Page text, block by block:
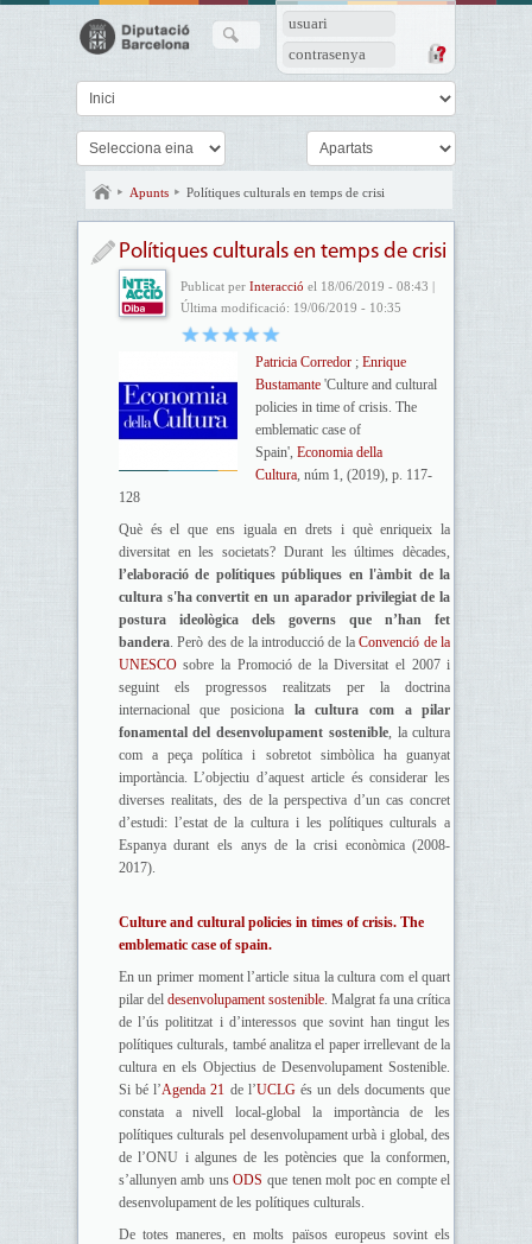
usuari
contrasenya
Apunts Polítiques culturals en temps de crisi
Polítiques culturals en temps de crisi
Publicat per Interacció el 18/06/2019 - 08:43 |
Última modificació: 19/06/2019 - 10:35
Patricia Corredor; Enrique
Bustamante'Culture and cultural
policies in time of crisis. The
emblematic case of
Spain', Economia della
Cultura, núm 1, (2019), p. 117-
128
Què és el que ens iguala en drets i què enriqueix la
diversitat en les societats? Durant les últimes dècades,
l’elaboració de polítiques públiques en l'àmbit de la
cultura s'ha convertit en un aparador privilegiat de la
postura ideològica dels governs que n’han fet
bandera. Però des de la introducció de laConvenció de la
UNESCOsobre la Promoció de la Diversitat el 2007 i
seguint els progressos realitzats per la doctrina
internacional que posiciona la cultura com a pilar
fonamental del desenvolupament sostenible, la cultura
com a peça política i sobretot simbòlica ha guanyat
importància. L’objectiu d’aquest article és considerar les
diverses realitats, des de la perspectiva d’un cas concret
d’estudi: l’estat de la cultura i les polítiques culturals a
Espanya durant els anys de la crisi econòmica (2008-
2017).
Culture and cultural policies in times of crisis. The
emblematic case of spain.
En un primer moment l’article situa la cultura com el quart
pilar del desenvolupament sostenible. Malgrat fa una crítica
de l’ús polititzat i d’interessos que sovint han tingut les
polítiques culturals, també analitza el paper irrellevant de la
cultura en els Objectius de Desenvolupament Sostenible.
Si bé l’Agenda 21 de l’UCLG és un dels documents que
constata a nivell local-global la importància de les
polítiques culturals pel desenvolupament urbà i global, des
de l’ONU i algunes de les potències que la conformen,
s’allunyen amb unsODS que tenen molt poc en compte el
desenvolupament de les polítiques culturals.
De totes maneres, en molts països europeus sovint els